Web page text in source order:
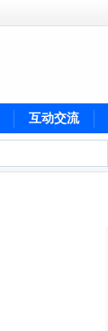
互动交流